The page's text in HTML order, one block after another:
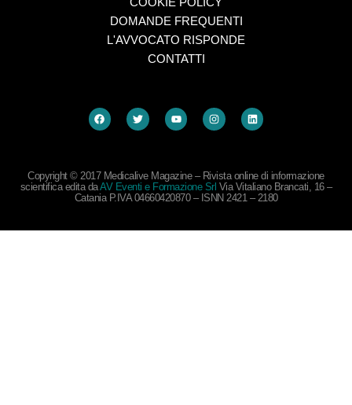
DOMANDE FREQUENTI
L'AVVOCATO RISPONDE
CONTATTI
Copyright © 2017 Medicalive Magazine – Rivista online di informazione
scientifica edita daAV Eventi e Formazione Srl Via Vitaliano Brancati, 16 –
Catania P.IVA 04660420870 – ISNN 2421 – 2180